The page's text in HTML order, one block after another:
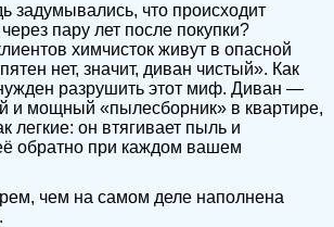
задумывались, что происходит
пару лет после покупки?
химчисток живут в опасной
нет, значит, диван чистый». Как
разрушить этот миф. Диван —
и мощный «пылесборник» в квартире,
легкие: он втягивает пыль и
обратно при каждом вашем
чем на самом деле наполнена